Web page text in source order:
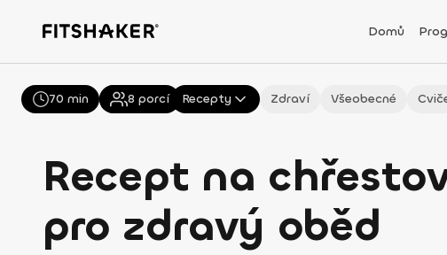
Domů
Všechny Recepty Zdraví Všeobecné
Recept na
pro zdravý oběd
70 min 8 porcí